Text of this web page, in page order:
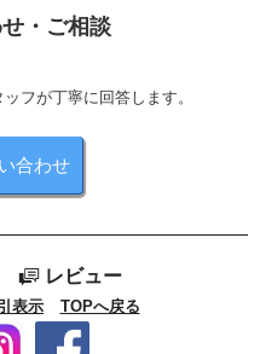
・ご相談
フが丁寧に回答します。
合わせ
レビュー
表示 TOPへ戻る